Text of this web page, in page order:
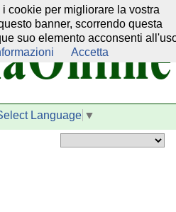
Language ▼
cookie per migliorare la vostra
banner, scorrendo questa
suo elemento acconsenti
Accetta